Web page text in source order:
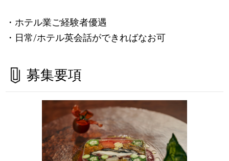
・ホテル業ご経験者優遇
・日常/ホテル英会話ができればなお可
募集要項